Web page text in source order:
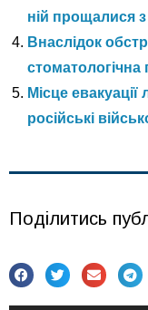
ній прощалися
Внаслідок
стоматологічна
Місце
російські
Поділитись